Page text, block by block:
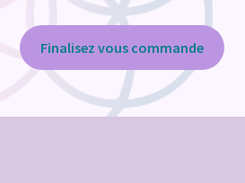
Finalisez vous commande